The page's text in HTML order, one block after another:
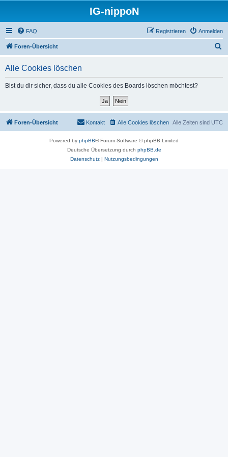
IG-nippoN
FAQ Anmelden
Registrieren
Foren-Übersicht
Alle Cookies löschen
Bist du dir sicher, dass du alle Cookies des Boards löschen möchtest?
Foren-Übersicht Alle Zeiten sind UTC
Alle Cookies löschen
Kontakt
Powered by phpBB® Forum Software © phpBB Limited
Deutsche Übersetzung durch phpBB.de
Datenschutz| Nutzungsbedingungen